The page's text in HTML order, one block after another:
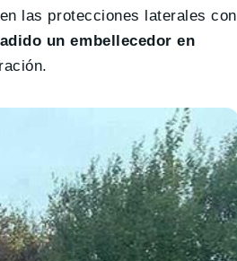
las protecciones laterales con
un embellecedor en